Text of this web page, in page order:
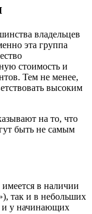
владельцев
эта группа
стоимость и
Тем не менее,
высоким
на то, что
быть не самым
в наличии
так и в небольших
и у начинающих